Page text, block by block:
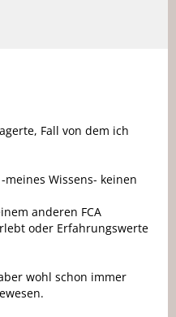
Fall von dem ich
Wissens- keinen
anderen FCA
oder Erfahrungswerte
wohl schon immer